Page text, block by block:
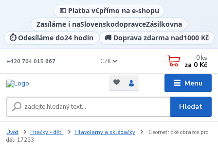
💶 Platba v€přímo na e-shopu
Zasíláme i naSlovenskodopravceZásilkovna
⏱️ Odesíláme do24 hodin 🚚 Doprava zdarma nad1000 Kč
Menu
CZK
Hledat
+420 704 015 667 0 ks
za 0 Kč
Úvod Hračky - děti Hlavolamy a skládačky
Geometrické obrazce pro
děti 17253